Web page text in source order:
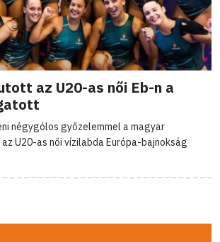
az U20-as női Eb-n a
négygólos győzelemmel a magyar
U20-as női vízilabda Európa-bajnokság